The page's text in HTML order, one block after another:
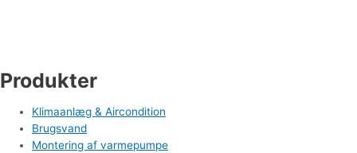
Produkter
Klimaanlæg & Aircondition
Brugsvand
Montering af varmepumpe